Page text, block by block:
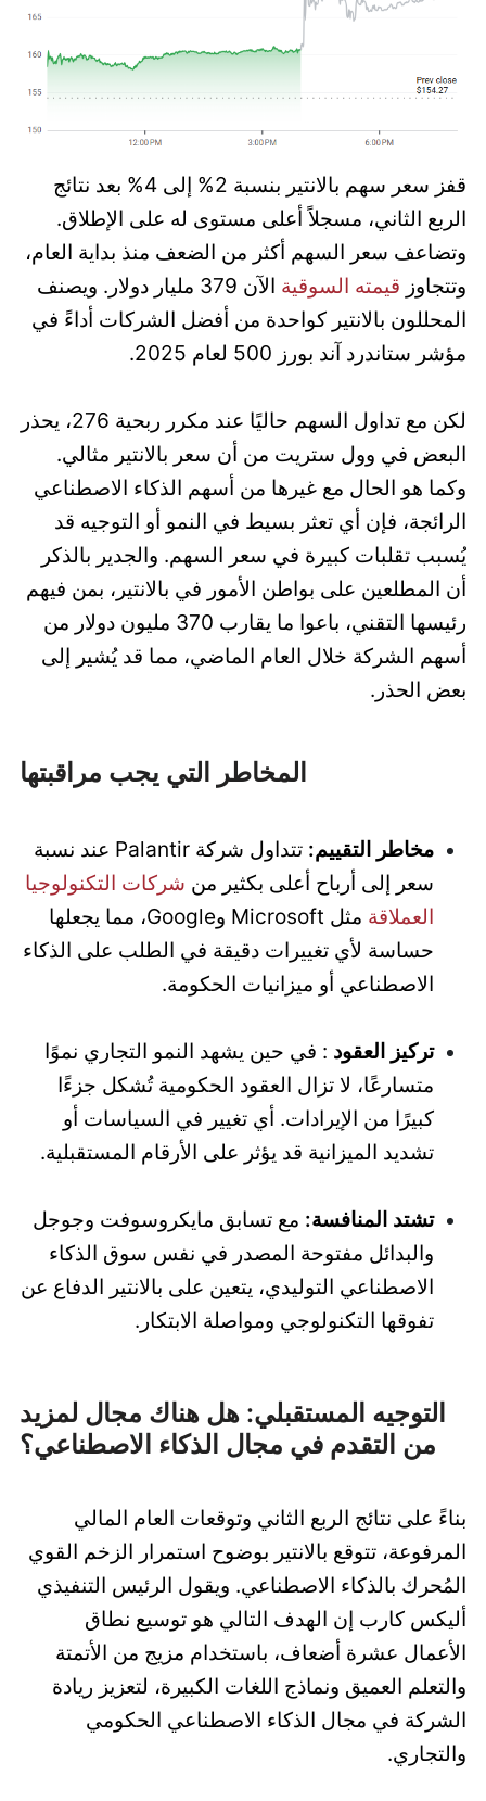
قفز سعر سهم بالانتير بنسبة 2% إلى 4% بعد نتائج
الربع الثاني، مسجلاً أعلى مستوى له على الإطلاق.
وتضاعف سعر السهم أكثر من الضعف منذ بداية العام،
وتتجاوز قيمته السوقية
الآن 379 مليار دولار. ويصنف
المحللون بالانتير كواحدة من أفضل الشركات أداءً في
مؤشر ستاندرد آند بورز 500 لعام 2025.
لكن مع تداول السهم حاليًا عند مكرر ربحية 276، يحذر
البعض في وول ستريت من أن سعر بالانتير مثالي.
وكما هو الحال مع غيرها من أسهم الذكاء الاصطناعي
الرائجة، فإن أي تعثر بسيط في النمو أو التوجيه قد
يُسبب تقلبات كبيرة في سعر السهم. والجدير بالذكر
أن المطلعين على بواطن الأمور في بالانتير، بمن فيهم
رئيسها التقني، باعوا ما يقارب 370 مليون دولار من
أسهم الشركة خلال العام الماضي، مما قد يُشير إلى
بعض الحذر.
المخاطر التي يجب مراقبتها
مخاطر التقييم:
تتداول شركة Palantir عند نسبة
سعر إلى أرباح أعلى بكثير من شركات التكنولوجيا
العملاقة
مثل Microsoft وGoogle، مما يجعلها
حساسة لأي تغييرات دقيقة في الطلب على الذكاء
الاصطناعي أو ميزانيات الحكومة.
تركيز العقود : في حين يشهد النمو التجاري نموًا
متسارعًا، لا تزال العقود الحكومية تُشكل جزءًا
كبيرًا من الإيرادات. أي تغيير في السياسات أو
تشديد الميزانية قد يؤثر على الأرقام المستقبلية.
تشتد المنافسة: مع تسابق مايكروسوفت وجوجل
والبدائل مفتوحة المصدر في نفس سوق الذكاء
الاصطناعي التوليدي، يتعين على بالانتير الدفاع عن
تفوقها التكنولوجي ومواصلة الابتكار.
التوجيه المستقبلي: هل هناك مجال لمزيد
من التقدم في مجال الذكاء الاصطناعي؟
بناءً على نتائج الربع الثاني وتوقعات العام المالي
المرفوعة، تتوقع بالانتير بوضوح استمرار الزخم القوي
المُحرك بالذكاء الاصطناعي. ويقول الرئيس التنفيذي
أليكس كارب إن الهدف التالي هو توسيع نطاق
الأعمال عشرة أضعاف، باستخدام مزيج من الأتمتة
والتعلم العميق ونماذج اللغات الكبيرة، لتعزيز ريادة
الشركة في مجال الذكاء الاصطناعي الحكومي
والتجاري.